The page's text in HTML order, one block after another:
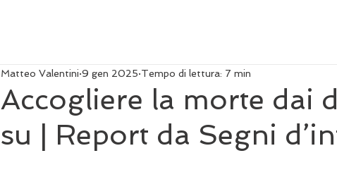
Accogliere la morte dai
su | Report da Segni
Matteo Valentini 9 gen 2025 Tempo di lettura: 7 min